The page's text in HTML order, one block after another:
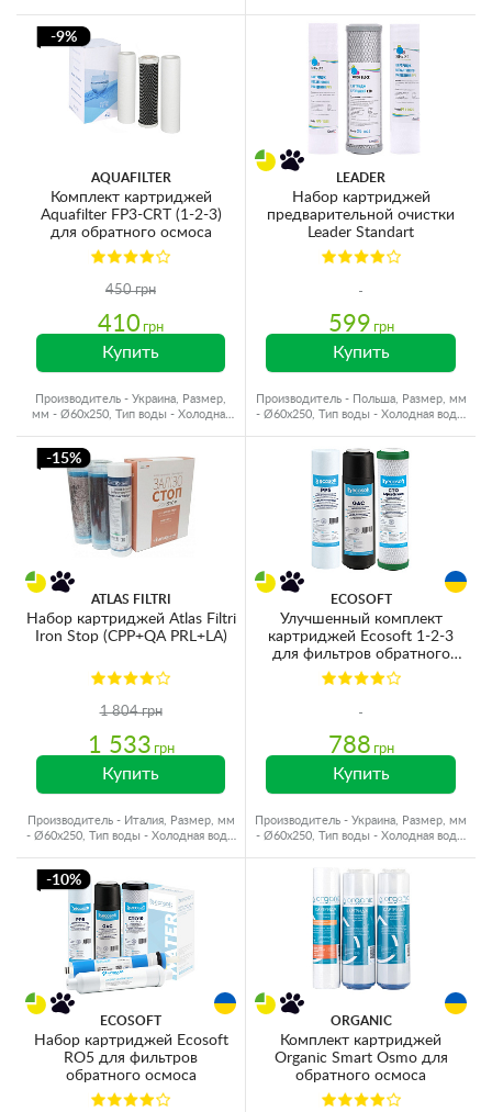
-9%
AQUAFILTER
Комплект картриджей
Aquafilter FP3-CRT (1-2-3)
для обратного осмоса
450 грн
410 грн
Купить
Производитель - Украина, Размер,
мм - Ø60x250, Тип воды - Холодная
LEADER
Набор картриджей
предварительной очистки
Leader Standart
599 грн
Купить
Производитель - Польша, Размер, мм
- Ø60x250, Тип воды - Холодная вода,
-15%
ATLAS FILTRI
Набор картриджей Atlas Filtri
Iron Stop (CPP+QA PRL+LA)
1 804 грн
1 533 грн
Купить
Производитель - Италия, Размер, мм
- Ø60x250, Тип воды - Холодная вода,
ECOSOFT
Улучшенный комплект
картриджей Ecosoft 1-2-3
для фильтров обратного
осмоса с функцией экономии
воды (CHV3ECOAGR)
788 грн
Купить
Производитель - Украина, Размер, мм
- Ø60x250, Тип воды - Холодная вода,
-10%
ECOSOFT
Набор картриджей Ecosoft
RO5 для фильтров
обратного осмоса
ORGANIC
Комплект картриджей
Organic Smart Osmo для
обратного осмоса